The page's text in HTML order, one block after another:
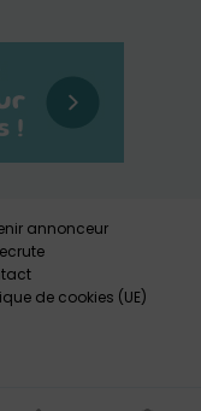
annonceur
de cookies (UE)